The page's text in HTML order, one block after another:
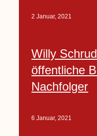
2 Januar, 2021
Willy
öffentliche
Nachfolger
6 Januar, 2021